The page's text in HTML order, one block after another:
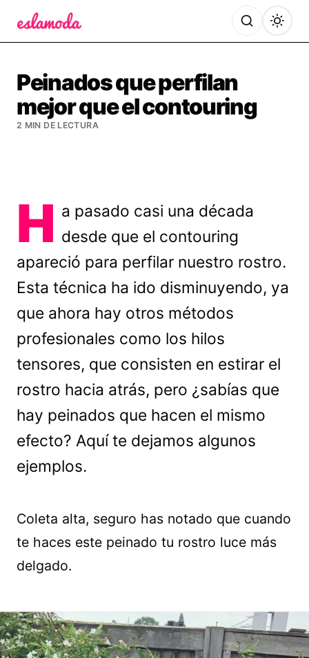
Peinados que perfilan
mejor que el contouring
2 MIN DE LECTURA
H a pasado casi una década
desde que el contouring
apareció para perfilar nuestro rostro.
Esta técnica ha ido disminuyendo, ya
que ahora hay otros métodos
profesionales como los hilos
tensores, que consisten en estirar el
rostro hacia atrás, pero ¿sabías que
hay peinados que hacen el mismo
efecto? Aquí te dejamos algunos
ejemplos.
Coleta alta, seguro has notado que cuando
te haces este peinado tu rostro luce más
delgado.